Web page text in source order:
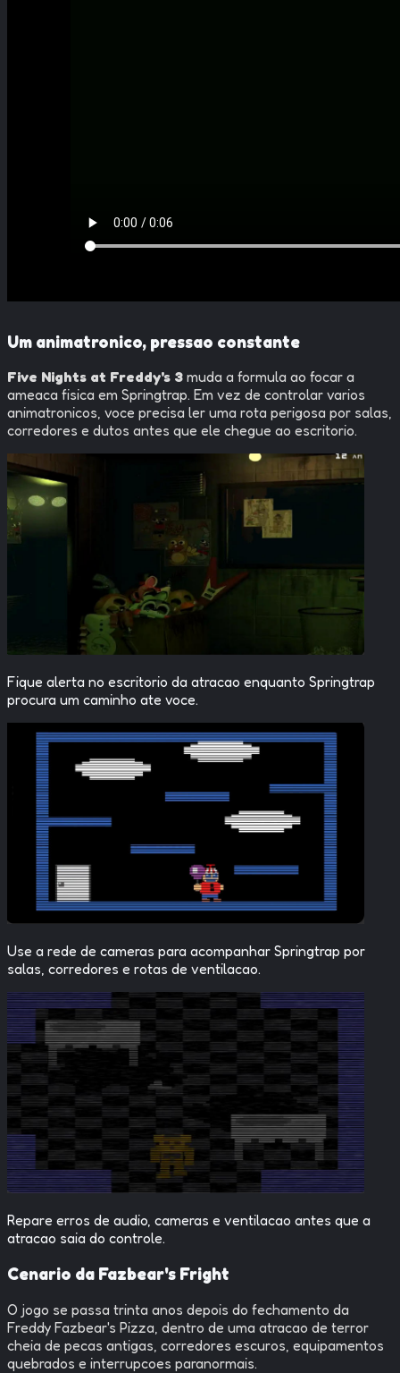
Um animatronico, pressao constante
Five Nights at Freddy's 3 muda a formula ao focar a
ameaca fisica em Springtrap. Em vez de controlar varios
animatronicos, voce precisa ler uma rota perigosa por salas,
corredores e dutos antes que ele chegue ao escritorio.
Fique alerta no escritorio da atracao enquanto Springtrap
procura um caminho ate voce.
Use a rede de cameras para acompanhar Springtrap por
salas, corredores e rotas de ventilacao.
Repare erros de audio, cameras e ventilacao antes que a
atracao saia do controle.
Cenario da Fazbear's Fright
O jogo se passa trinta anos depois do fechamento da
Freddy Fazbear's Pizza, dentro de uma atracao de terror
cheia de pecas antigas, corredores escuros, equipamentos
quebrados e interrupcoes paranormais.